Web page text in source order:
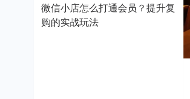
微信小店怎么打通会员？提升复
购的实战玩法